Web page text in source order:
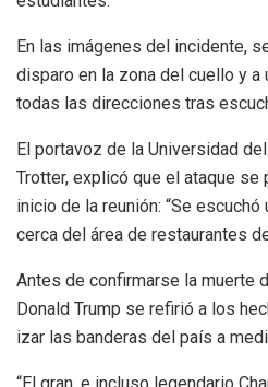
En las imágenes del incidente,
disparo en la zona del cuello y a
todas las direcciones tras
El portavoz de la Universidad
Trotter, explicó que el ataque se
inicio de la reunión: “Se
cerca del área de restaurantes
Antes de confirmarse la muerte
Donald Trump se refirió a los
izar las banderas del país a